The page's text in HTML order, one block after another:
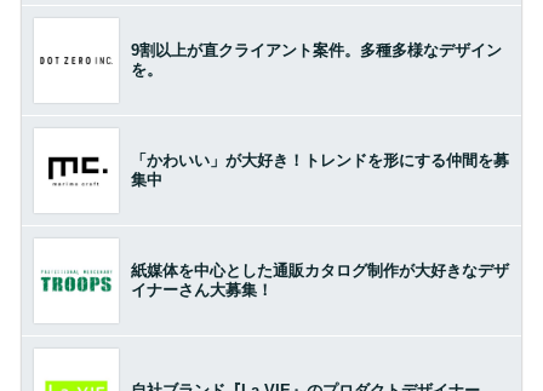
9割以上が直クライアント案件。多種多様なデザイン
を。
「かわいい」が大好き！トレンドを形にする仲間を募
集中
紙媒体を中心とした通販カタログ制作が大好きなデザ
イナーさん大募集！